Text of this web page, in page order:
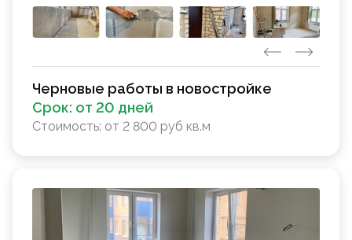
Черновые работы в новостройке
Срок: от 20 дней
Стоимость: от 2 800 руб кв.м